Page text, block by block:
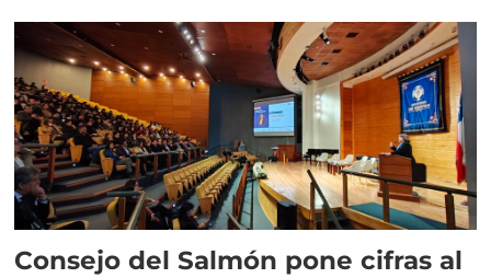
Consejo del Salmón pone cifras al